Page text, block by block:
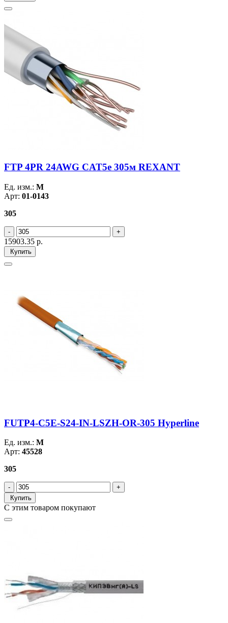
FTP 4PR 24AWG CAT5e 305м REXANT
Ед. изм.: М
Арт: 01-0143
305
15903.35 р.
Купить
FUTP4-C5E-S24-IN-LSZH-OR-305 Hyperline
Ед. изм.: М
Арт: 45528
305
Купить
С этим товаром покупают